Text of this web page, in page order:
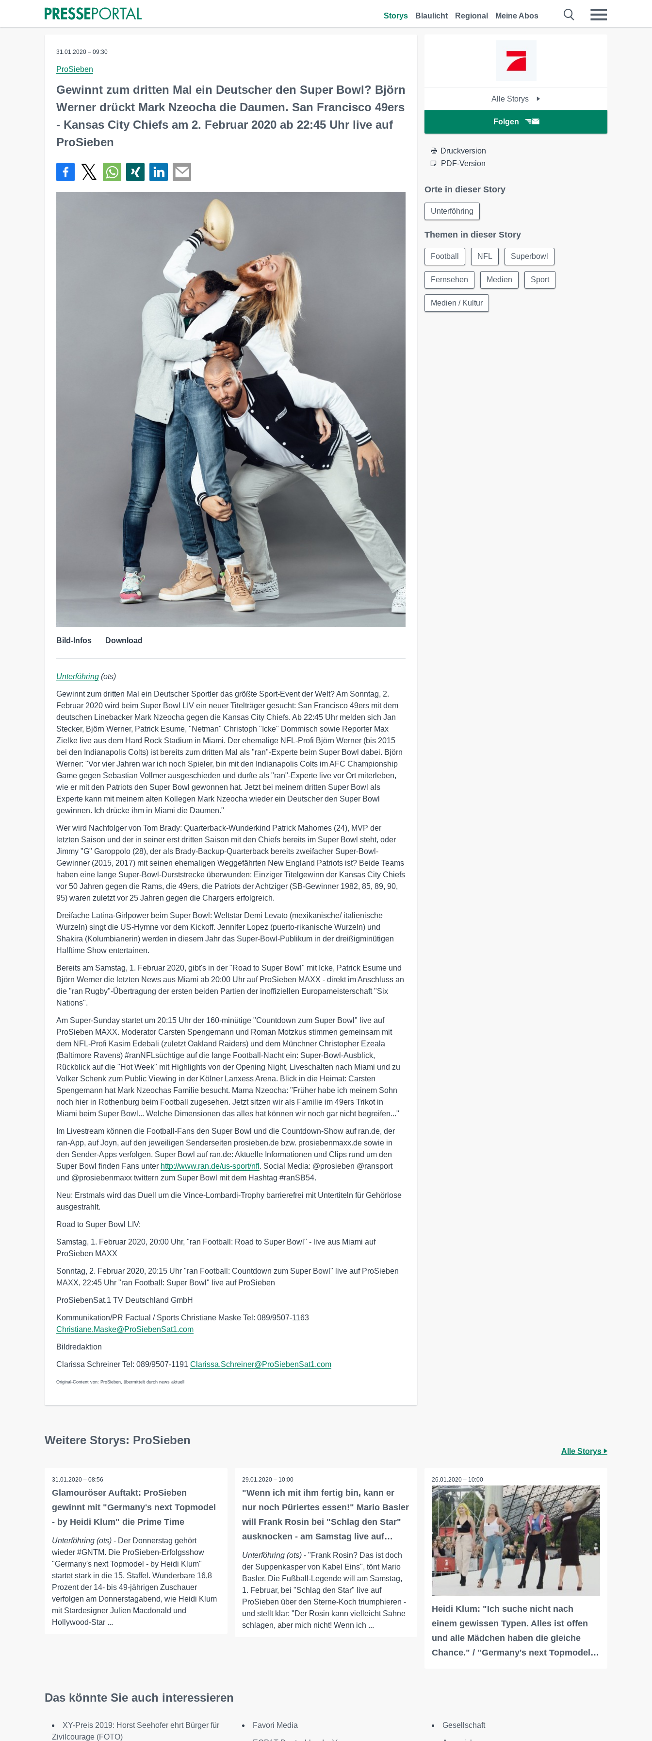
Storys Blaulicht Regional Meine Abos
31.01.2020 – 09:30
ProSieben
Gewinnt zum dritten Mal ein Deutscher den Super Bowl? Björn
Werner drückt Mark Nzeocha die Daumen. San Francisco 49ers
- Kansas City Chiefs am 2. Februar 2020 ab 22:45 Uhr live auf
ProSieben
Bild-Infos Download
Unterföhring (ots)
Gewinnt zum dritten Mal ein Deutscher Sportler das größte Sport-Event der Welt? Am Sonntag, 2.
Februar 2020 wird beim Super Bowl LIV ein neuer Titelträger gesucht: San Francisco 49ers mit dem
deutschen Linebacker Mark Nzeocha gegen die Kansas City Chiefs. Ab 22:45 Uhr melden sich Jan
Stecker, Björn Werner, Patrick Esume, "Netman" Christoph "Icke" Dommisch sowie Reporter Max
Zielke live aus dem Hard Rock Stadium in Miami. Der ehemalige NFL-Profi Björn Werner (bis 2015
bei den Indianapolis Colts) ist bereits zum dritten Mal als "ran"-Experte beim Super Bowl dabei. Björn
Werner: "Vor vier Jahren war ich noch Spieler, bin mit den Indianapolis Colts im AFC Championship
Game gegen Sebastian Vollmer ausgeschieden und durfte als "ran"-Experte live vor Ort miterleben,
wie er mit den Patriots den Super Bowl gewonnen hat. Jetzt bei meinem dritten Super Bowl als
Experte kann mit meinem alten Kollegen Mark Nzeocha wieder ein Deutscher den Super Bowl
gewinnen. Ich drücke ihm in Miami die Daumen."
Wer wird Nachfolger von Tom Brady: Quarterback-Wunderkind Patrick Mahomes (24), MVP der
letzten Saison und der in seiner erst dritten Saison mit den Chiefs bereits im Super Bowl steht, oder
Jimmy "G" Garoppolo (28), der als Brady-Backup-Quarterback bereits zweifacher Super-Bowl-
Gewinner (2015, 2017) mit seinen ehemaligen Weggefährten New England Patriots ist? Beide Teams
haben eine lange Super-Bowl-Durststrecke überwunden: Einziger Titelgewinn der Kansas City Chiefs
vor 50 Jahren gegen die Rams, die 49ers, die Patriots der Achtziger (SB-Gewinner 1982, 85, 89, 90,
95) waren zuletzt vor 25 Jahren gegen die Chargers erfolgreich.
Dreifache Latina-Girlpower beim Super Bowl: Weltstar Demi Levato (mexikanische/ italienische
Wurzeln) singt die US-Hymne vor dem Kickoff. Jennifer Lopez (puerto-rikanische Wurzeln) und
Shakira (Kolumbianerin) werden in diesem Jahr das Super-Bowl-Publikum in der dreißigminütigen
Halftime Show entertainen.
Bereits am Samstag, 1. Februar 2020, gibt's in der "Road to Super Bowl" mit Icke, Patrick Esume und
Björn Werner die letzten News aus Miami ab 20:00 Uhr auf ProSieben MAXX - direkt im Anschluss an
die "ran Rugby"-Übertragung der ersten beiden Partien der inoffiziellen Europameisterschaft "Six
Nations".
Am Super-Sunday startet um 20:15 Uhr der 160-minütige "Countdown zum Super Bowl" live auf
ProSieben MAXX. Moderator Carsten Spengemann und Roman Motzkus stimmen gemeinsam mit
dem NFL-Profi Kasim Edebali (zuletzt Oakland Raiders) und dem Münchner Christopher Ezeala
(Baltimore Ravens) #ranNFLsüchtige auf die lange Football-Nacht ein: Super-Bowl-Ausblick,
Rückblick auf die "Hot Week" mit Highlights von der Opening Night, Liveschalten nach Miami und zu
Volker Schenk zum Public Viewing in der Kölner Lanxess Arena. Blick in die Heimat: Carsten
Spengemann hat Mark Nzeochas Familie besucht. Mama Nzeocha: "Früher habe ich meinem Sohn
noch hier in Rothenburg beim Football zugesehen. Jetzt sitzen wir als Familie im 49ers Trikot in
Miami beim Super Bowl... Welche Dimensionen das alles hat können wir noch gar nicht begreifen..."
Im Livestream können die Football-Fans den Super Bowl und die Countdown-Show auf ran.de, der
ran-App, auf Joyn, auf den jeweiligen Senderseiten prosieben.de bzw. prosiebenmaxx.de sowie in
den Sender-Apps verfolgen. Super Bowl auf ran.de: Aktuelle Informationen und Clips rund um den
Super Bowl finden Fans unter http://www.ran.de/us-sport/nfl . Social Media: @prosieben @ransport
und @prosiebenmaxx twittern zum Super Bowl mit dem Hashtag #ranSB54.
Neu: Erstmals wird das Duell um die Vince-Lombardi-Trophy barrierefrei mit Untertiteln für Gehörlose
ausgestrahlt.
Road to Super Bowl LIV:
Samstag, 1. Februar 2020, 20:00 Uhr, "ran Football: Road to Super Bowl" - live aus Miami auf
ProSieben MAXX
Sonntag, 2. Februar 2020, 20:15 Uhr "ran Football: Countdown zum Super Bowl" live auf ProSieben
MAXX, 22:45 Uhr "ran Football: Super Bowl" live auf ProSieben
ProSiebenSat.1 TV Deutschland GmbH
Kommunikation/PR Factual / Sports Christiane Maske Tel: 089/9507-1163
Christiane.Maske@ProSiebenSat1.com
Bildredaktion
Clarissa Schreiner Tel: 089/9507-1191 Clarissa.Schreiner@ProSiebenSat1.com
Original-Content von: ProSieben, übermittelt durch news aktuell
Alle Storys
Folgen
Druckversion
PDF-Version
Orte in dieser Story
Unterföhring
Themen in dieser Story
Football NFL Superbowl
Fernsehen Medien Sport
Medien / Kultur
Weitere Storys: ProSieben
Alle Storys
31.01.2020 – 08:56
Glamouröser Auftakt: ProSieben
gewinnt mit "Germany's next Topmodel
- by Heidi Klum" die Prime Time
Unterföhring (ots) - Der Donnerstag gehört
wieder #GNTM. Die ProSieben-Erfolgsshow
"Germany's next Topmodel - by Heidi Klum"
startet stark in die 15. Staffel. Wunderbare 16,8
Prozent der 14- bis 49-jährigen Zuschauer
verfolgen am Donnerstagabend, wie Heidi Klum
mit Stardesigner Julien Macdonald und
Hollywood-Star ...
29.01.2020 – 10:00
"Wenn ich mit ihm fertig bin, kann er
nur noch Püriertes essen!" Mario Basler
will Frank Rosin bei "Schlag den Star"
ausknocken - am Samstag live auf…
Unterföhring (ots)- "Frank Rosin? Das ist doch
der Suppenkasper von Kabel Eins", tönt Mario
Basler. Die Fußball-Legende will am Samstag,
1. Februar, bei "Schlag den Star" live auf
ProSieben über den Sterne-Koch triumphieren -
und stellt klar: "Der Rosin kann vielleicht Sahne
schlagen, aber mich nicht! Wenn ich ...
26.01.2020 – 10:00
Heidi Klum: "Ich suche nicht nach
einem gewissen Typen. Alles ist offen
und alle Mädchen haben die gleiche
Chance." / "Germany's next Topmodel…
Das könnte Sie auch interessieren
XY-Preis 2019: Horst Seehofer ehrt Bürger für
Zivilcourage (FOTO)
Favori Media Gesellschaft